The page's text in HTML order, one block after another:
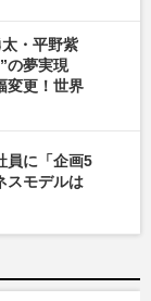
・平野紫
の夢実現
変更！世界
員に「企画5
スモデルは